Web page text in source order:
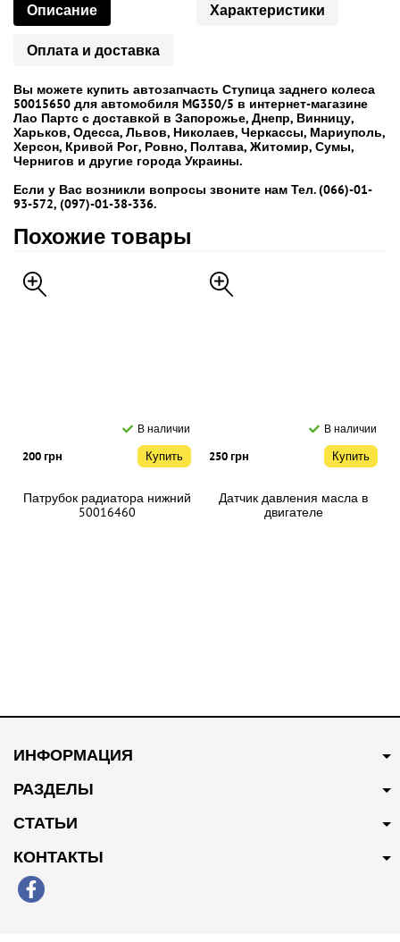
Описание Характеристики
Оплата и доставка
Вы можете купить автозапчасть Ступица заднего колеса
50015650 для автомобиля MG350/5 в интернет-магазине
Лао Партс с доставкой в Запорожье, Днепр, Винницу,
Харьков, Одесса, Львов, Николаев, Черкассы, Мариуполь,
Херсон, Кривой Рог, Ровно, Полтава, Житомир, Сумы,
Чернигов и другие города Украины.
Если у Вас возникли вопросы звоните нам Тел. (066)-01-
93-572, (097)-01-38-336.
Похожие товары
В наличии
200 грн Купить
Патрубок радиатора нижний
50016460
В наличии
250 грн Купить
Датчик давления масла в
двигателе
250 грн Купить
Патрубок системы
200 грн Купить
ИНФОРМАЦИЯ
РАЗДЕЛЫ
СТАТЬИ
КОНТАКТЫ